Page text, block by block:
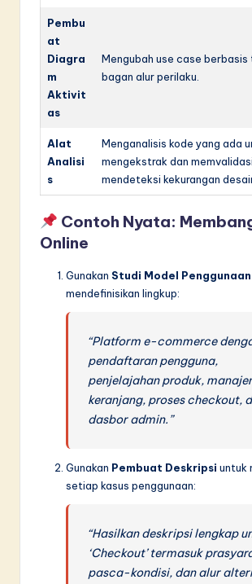
Pembu
at
Diagra
m
Aktivit
as
Mengubah use case berbasis
bagan alur perilaku.
Alat
Analisi
s
Menganalisis kode yang ada
mengekstrak dan
mendeteksi kekurangan
Contoh Nyata:
Online
Gunakan Studi Model Penggunaan
mendefinisikan lingkup:
“Platform e-commerce
pendaftaran pengguna,
penjelajahan produk,
keranjang, proses checkout,
dasbor admin.”
Gunakan Pembuat Deskripsi untuk
setiap kasus penggunaan:
“Hasilkan deskripsi lengkap
‘Checkout’ termasuk
pasca-kondisi, dan alur